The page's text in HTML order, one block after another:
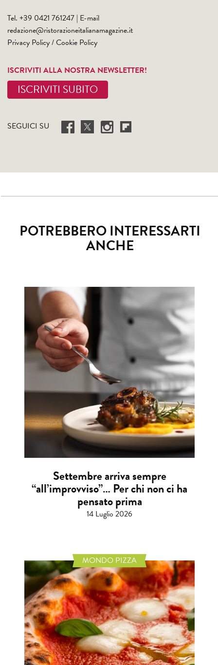
Tel. +39 0421 761247 | E-mail
redazione@ristorazioneitalianamagazine.it
Privacy Policy/Cookie Policy
ISCRIVITI ALLA NOSTRA NEWSLETTER!
ISCRIVITI SUBITO
SEGUICI SU
POTREBBERO INTERESSARTI
ANCHE
Settembre arriva sempre
“all’improvviso”… Per chi non ci ha
pensato prima
14 Luglio 2026
MONDO PIZZA